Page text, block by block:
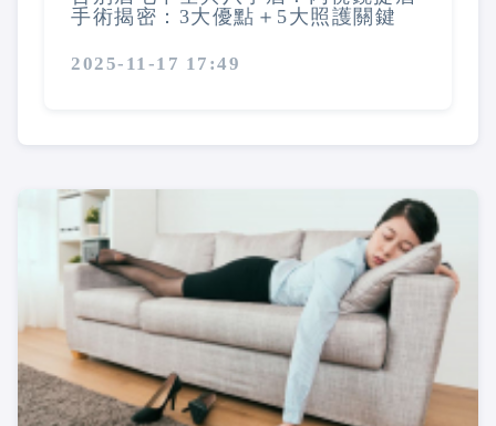
手術揭密：3大優點＋5大照護關鍵
2025-11-17 17:49